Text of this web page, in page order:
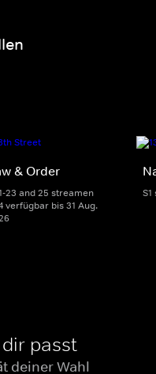
& Order
23 and 25 streamen
verfügbar bis 31 Aug.
passt
deiner Wahl